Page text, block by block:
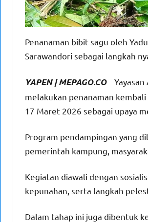
Penanaman bibit sagu oleh
Sarawandori sebagai langkah
YAPEN | MEPAGO.CO–
melakukan penanaman
17 Maret 2026 sebagai upaya
Program pendampingan yang
pemerintah kampung,
Kegiatan diawali dengan
kepunahan, serta langkah
Dalam tahap ini juga dibentuk